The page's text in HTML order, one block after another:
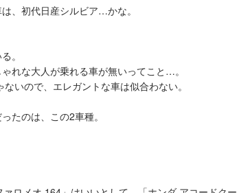
、初代日産シルビア…かな。
。
れな大人が乗れる車が無いってこと…。
いので、エレガントな車は似合わない。
たのは、この2車種。